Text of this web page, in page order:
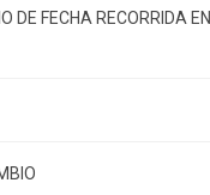
DE FECHA RECORRIDA EN